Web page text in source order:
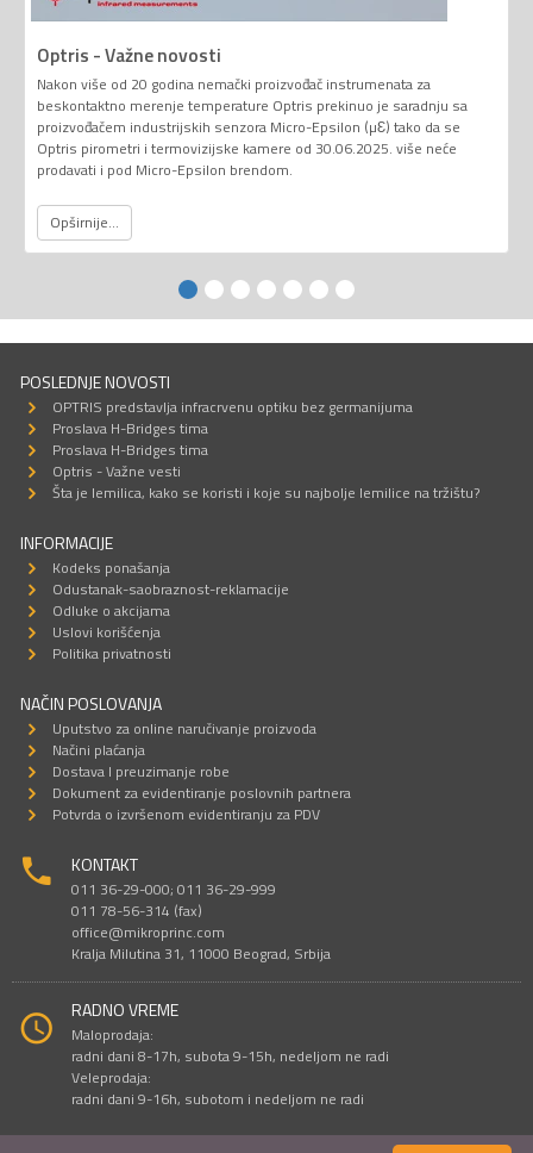
Optris - Važne novosti
Nakon više od 20 godina nemački proizvođač instrumenata za
beskontaktno merenje temperature Optris prekinuo je saradnju sa
proizvođačem industrijskih senzora Micro-Epsilon (µƐ) tako da se
Optris pirometri i termovizijske kamere od 30.06.2025. više neće
prodavati i pod Micro-Epsilon brendom.
Opširnije...
POSLEDNJE NOVOSTI
OPTRIS predstavlja infracrvenu optiku bez germanijuma
Proslava H-Bridges tima
Proslava H-Bridges tima
Optris - Važne vesti
Šta je lemilica, kako se koristi i koje su najbolje lemilice na tržištu?
INFORMACIJE
Kodeks ponašanja
Odustanak-saobraznost-reklamacije
Odluke o akcijama
Uslovi korišćenja
Politika privatnosti
NAČIN POSLOVANJA
Uputstvo za online naručivanje proizvoda
Načini plaćanja
Dostava I preuzimanje robe
Dokument za evidentiranje poslovnih partnera
Potvrda o izvršenom evidentiranju za PDV
KONTAKT
011 36-29-000; 011 36-29-999
011 78-56-314 (fax)
office@mikroprinc.com
Kralja Milutina 31, 11000 Beograd, Srbija
RADNO VREME
Maloprodaja:
radni dani 8-17h, subota 9-15h, nedeljom ne radi
Veleprodaja:
radni dani 9-16h, subotom i nedeljom ne radi